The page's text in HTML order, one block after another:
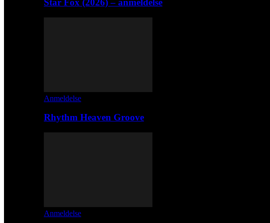
Star Fox (2026) – anmeldelse
Anmeldelse
Rhythm Heaven Groove
Anmeldelse